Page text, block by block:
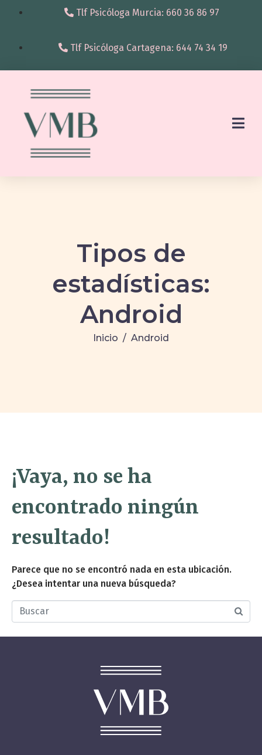
Tlf Psicóloga Murcia: 660 36 86 97
Tlf Psicóloga Cartagena: 644 74 34 19
Tipos de
estadísticas:
Android
Inicio Android
¡Vaya, no se ha
encontrado ningún
resultado!
Parece que no se encontró nada en esta ubicación.
¿Desea intentar una nueva búsqueda?
Buscar